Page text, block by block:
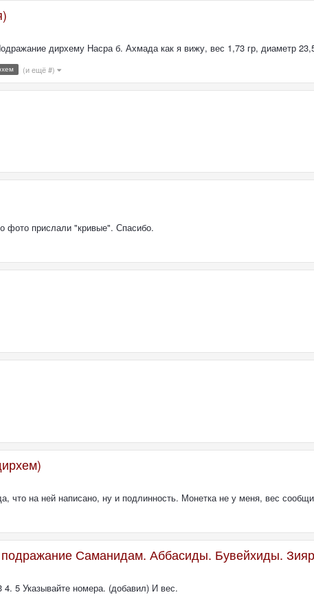
дирхему Насра б. Ахмада как я вижу, вес 1,73 гр, диаметр
(и ещё #)
фото прислали "кривые". Спасибо.
что на ней написано, ну и подлинность. Монетка не у меня, вес
Саманидам. Аббасиды. Бувейхиды.
5 Указывайте номера. (добавил) И вес.